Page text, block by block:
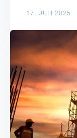
17. JULI 2025